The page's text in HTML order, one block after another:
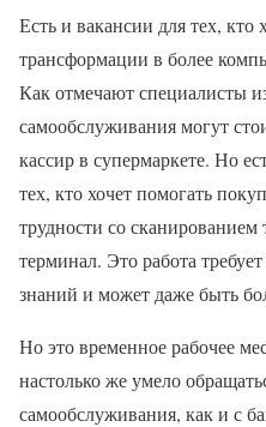
Есть и вакансии для тех, кто
трансформации в более
Как отмечают специалисты
самообслуживания могут
кассир в супермаркете. Но
тех, кто хочет помогать
трудности со сканированием
терминал. Это работа
знаний и может даже быть
Но это временное рабочее
настолько же умело
самообслуживания, как и с